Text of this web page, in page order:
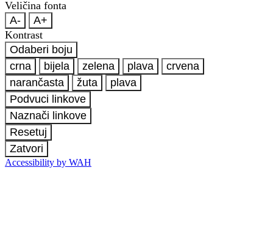
Veličina fonta
A-
A+
Kontrast
Odaberi boju
crna
bijela zelena plava
crvena
narančasta
žuta
plava
Podvuci linkove
Naznači linkove
Resetuj
Zatvori
Accessibility by WAH